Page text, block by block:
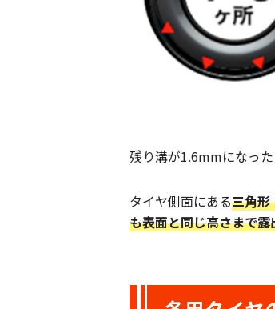
残り溝が1.6mmになっ
タイヤ側面にある三角
も表面と同じ高さまで